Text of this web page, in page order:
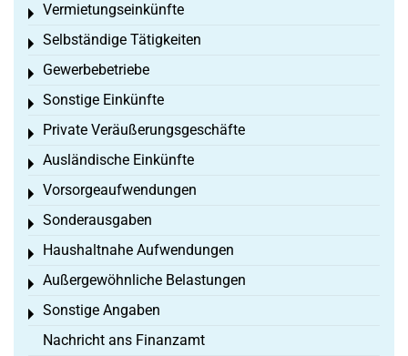
Vermietungseinkünfte
Toggle menu
Selbständige Tätigkeiten
Toggle menu
Gewerbebetriebe
Toggle menu
Sonstige Einkünfte
Toggle menu
Private Veräußerungsgeschäfte
Toggle menu
Ausländische Einkünfte
Toggle menu
Vorsorgeaufwendungen
Toggle menu
Sonderausgaben
Toggle menu
Haushaltnahe Aufwendungen
Toggle menu
Außergewöhnliche Belastungen
Toggle menu
Sonstige Angaben
Toggle menu
Nachricht ans Finanzamt